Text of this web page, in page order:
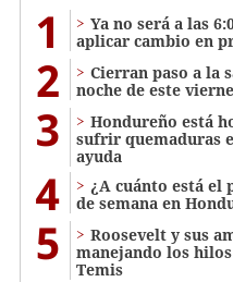
1
Ya no será a las
aplicar cambio en
2
Cierran paso a la
noche de este
3
Hondureño está
sufrir quemaduras
ayuda
4
¿A cuánto está el
de semana en
5
Roosevelt y sus
manejando los
Temis